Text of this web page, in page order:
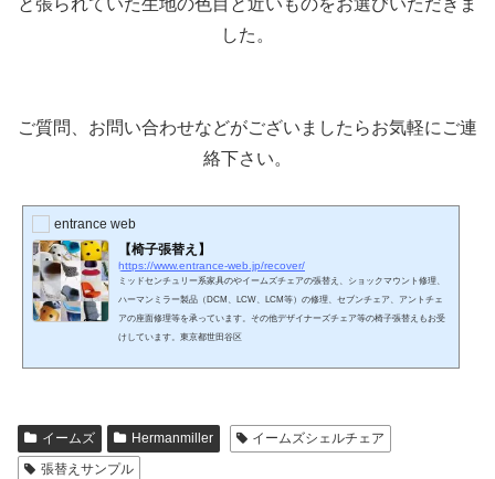
した。
ご質問、お問い合わせなどがございましたらお気軽にご連
絡下さい。
entrance web
【椅子張替え】
https://www.entrance-web.jp/recover/
ミッドセンチュリー系家具のやイームズチェアの張替え、ショックマウント修理、
ハーマンミラー製品（DCM、LCW、LCM等）の修理、セブンチェア、アントチェ
アの座面修理等を承っています。その他デザイナーズチェア等の椅子張替えもお受
けしています。東京都世田谷区
イームズ Hermanmiller
イームズシェルチェア
張替えサンプル